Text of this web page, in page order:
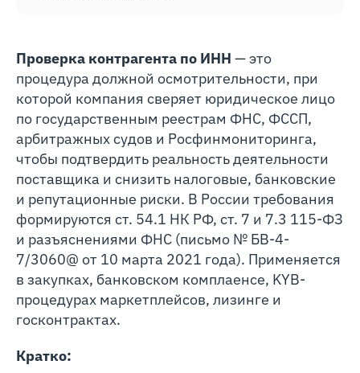
Проверка контрагента по ИНН — это
процедура должной осмотрительности, при
которой компания сверяет юридическое лицо
по государственным реестрам ФНС, ФССП,
арбитражных судов и Росфинмониторинга,
чтобы подтвердить реальность деятельности
поставщика и снизить налоговые, банковские
и репутационные риски. В России требования
формируются ст. 54.1 НК РФ, ст. 7 и 7.3 115-ФЗ
и разъяснениями ФНС (письмо № БВ-4-
7/3060@ от 10 марта 2021 года). Применяется
в закупках, банковском комплаенсе, KYB-
процедурах маркетплейсов, лизинге и
госконтрактах.
Кратко: